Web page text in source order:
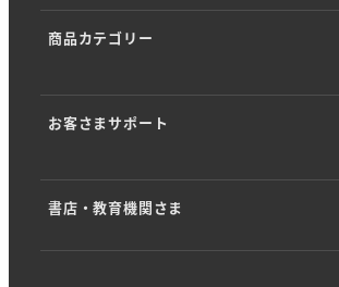
会社概要
KUMON PARK／KUMONすくえあ
SDGsへの取り組み
商品カテゴリー
お客さまサポート
書店・教育機関さま